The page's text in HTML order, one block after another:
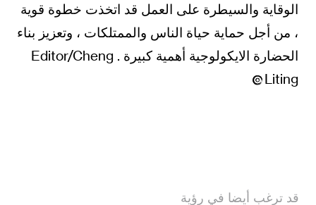
الوقاية والسيطرة على العمل قد اتخذت خطوة قوية
، من أجل حماية حياة الناس والممتلكات ، وتعزيز بناء
الحضارة الايكولوجية أهمية كبيرة . Editor/Cheng
Liting
قد ترغب أيضا في رؤية